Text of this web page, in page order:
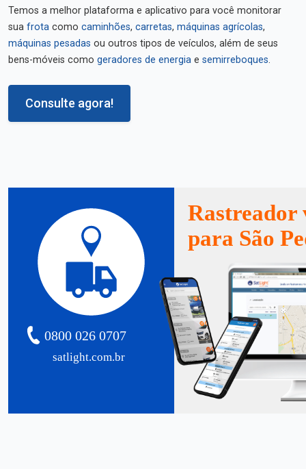
Temos a melhor plataforma e aplicativo para você monitorar
sua frota como caminhões, carretas, máquinas agrícolas,
máquinas pesadas ou outros tipos de veículos, além de seus
bens-móveis como geradores de energia e semirreboques.
Consulte agora!
satlight.com.br
0800 026 0707
Rastreador
para São